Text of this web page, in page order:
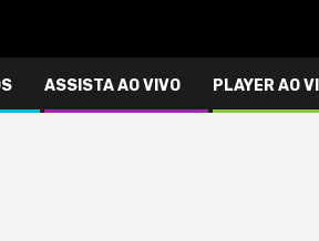
ASSISTA AO VIVO PLAYER AO